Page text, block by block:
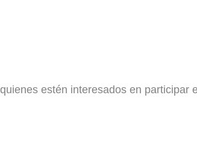
estén interesados en participar